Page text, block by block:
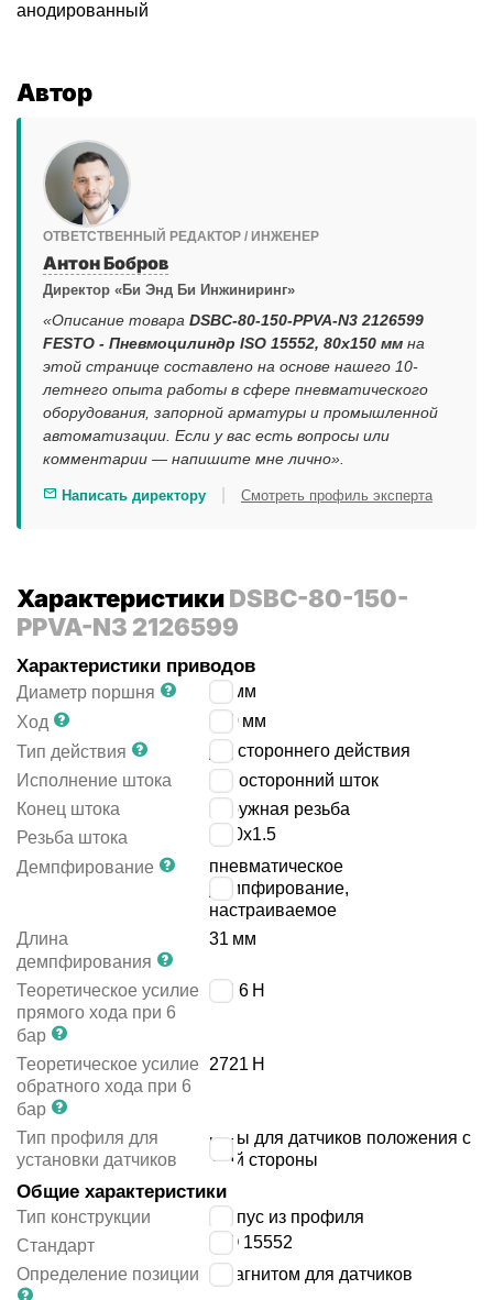
анодированный
Автор
ОТВЕТСТВЕННЫЙ РЕДАКТОР / ИНЖЕНЕР
Антон Бобров
Директор «Би Энд Би Инжиниринг»
«Описание товара DSBC-80-150-PPVA-N3 2126599
FESTO - Пневмоцилиндр ISO 15552, 80x150 мм на
этой странице составлено на основе нашего 10-
летнего опыта работы в сфере пневматического
оборудования, запорной арматуры и промышленной
автоматизации. Если у вас есть вопросы или
комментарии — напишите мне лично».
Написать директору Смотреть профиль эксперта
ХарактеристикиDSBC-80-150-
PPVA-N3 2126599
Характеристики приводов
Диаметр поршня
мм
Ход
150 мм
Тип действия
двустороннего действия
Исполнение штока
односторонний шток
Конец штока
наружная резьба
Резьба штока
M20x1.5
Демпфирование
пневматическое
демпфирование,
настраиваемое
Длина
демпфирования
31 мм
Теоретическое усилие
прямого хода при 6
бар
3016 Н
Теоретическое усилие
обратного хода при 6
бар
2721 Н
Тип профиля для
установки датчиков
пазы для датчиков положения с
1-ой стороны
Общие характеристики
Тип конструкции
корпус из профиля
Стандарт
ISO 15552
Определение позиции
с магнитом для датчиков